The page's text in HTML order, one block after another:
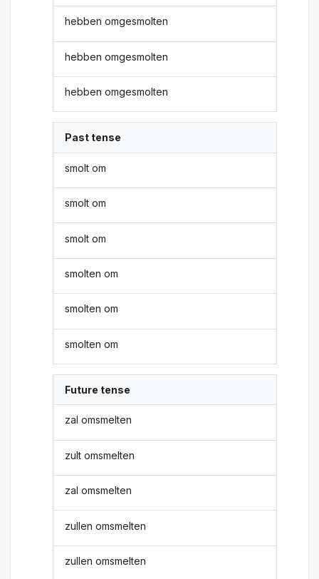
hebben omgesmolten
hebben omgesmolten
hebben omgesmolten
Past tense
smolt om
smolt om
smolt om
smolten om
smolten om
smolten om
Future tense
zal omsmelten
zult omsmelten
zal omsmelten
zullen omsmelten
zullen omsmelten